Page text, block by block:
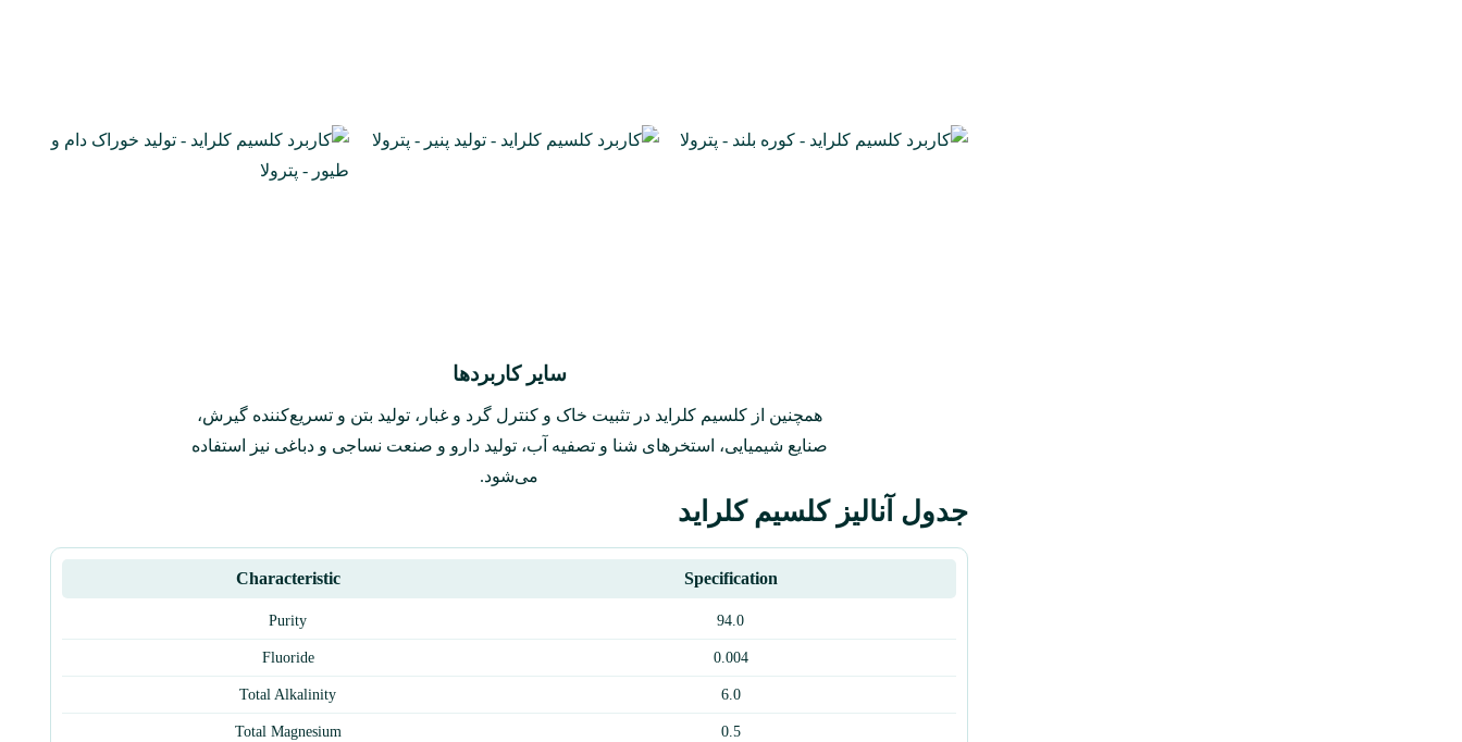
سایر کاربرد‌ها
همچنین از کلسیم کلراید در تثبیت خاک و کنترل گرد و غبار، تولید بتن و تسریع‌کننده گیرش،
صنایع شیمیایی، استخرهای شنا و تصفیه آب، تولید دارو و صنعت نساجی و دباغی نیز استفاده
می‌شود.
جدول آنالیز کلسیم کلراید
Characteristic Specification
Purity 94.0
Fluoride 0.004
Total Alkalinity 6.0
Total Magnesium 0.5